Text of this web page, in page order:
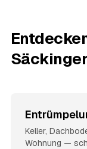
Keller,
Wohnung —